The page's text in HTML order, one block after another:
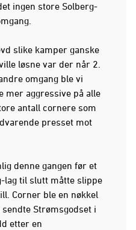
ingen store Solberg-
slike kamper ganske
løsne var der når 2.
omgang ble vi
mer aggressive på alle
antall cornere som
presset mot
denne gangen før et
lag til slutt måtte slippe
Corner ble en nøkkel
Strømsgodset i
etter en